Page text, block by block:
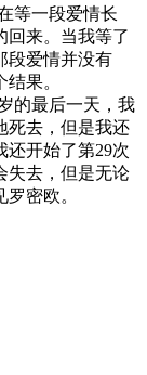
等一段爱情长
回来。当我等了
段爱情并没有
果。
的最后一天，我
死去，但是我还
还开始了第29次
失去，但是无论
密欧。